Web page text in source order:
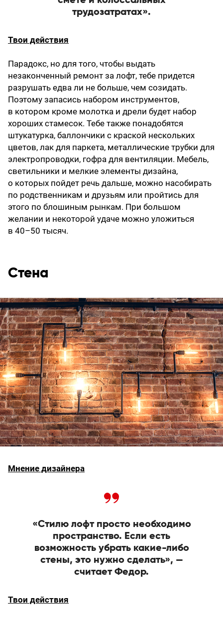
трудозатратах».
Твои действия
Парадокс, но для того, чтобы выдать
незаконченный ремонт за лофт, тебе придется
разрушать едва ли не больше, чем созидать.
Поэтому запасись набором инструментов,
в котором кроме молотка и дрели будет набор
хороших стамесок. Тебе также понадобятся
штукатурка, баллончики с краской нескольких
цветов, лак для паркета, металлические трубки для
электропроводки, гофра для вентиляции. Мебель,
светильники и мелкие элементы дизайна,
о которых пойдет речь дальше, можно насобирать
по родственникам и друзьям или пройтись для
этого по блошиным рынкам. При большом
желании и некоторой удаче можно уложиться
в 40–50 тысяч.
Стена
Мнение дизайнера
«Стилю лофт просто необходимо
пространство. Если есть
возможность убрать какие-­либо
стены, это нужно сделать», —
считает Федор.
Твои действия